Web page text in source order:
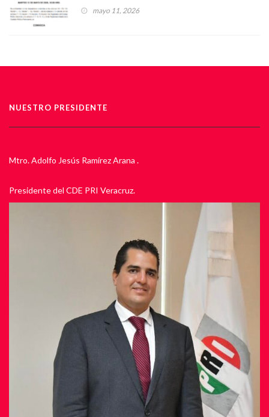
CONSEJO POLÍTICO ESTATAL
mayo 11, 2026
NUESTRO PRESIDENTE
Mtro. Adolfo Jesús Ramírez Arana .
Presidente del CDE PRI Veracruz.